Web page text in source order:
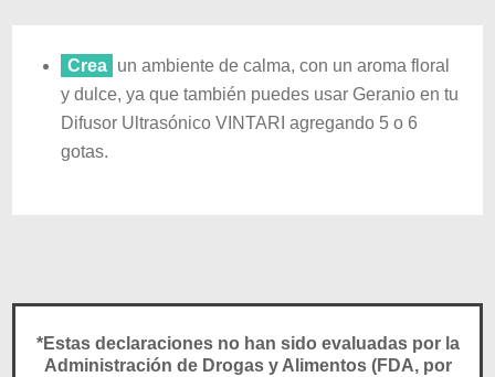
Crea un ambiente de calma, con un aroma floral
y dulce, ya que también puedes usar Geranio en tu
Difusor Ultrasónico VINTARI agregando 5 o 6
gotas.
*Estas declaraciones no han sido evaluadas por la
Administración de Drogas y Alimentos (FDA, por